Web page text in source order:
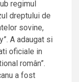
regimul
dreptului de
sovine,
A adaugat si
oficiale in
român”.
a fost